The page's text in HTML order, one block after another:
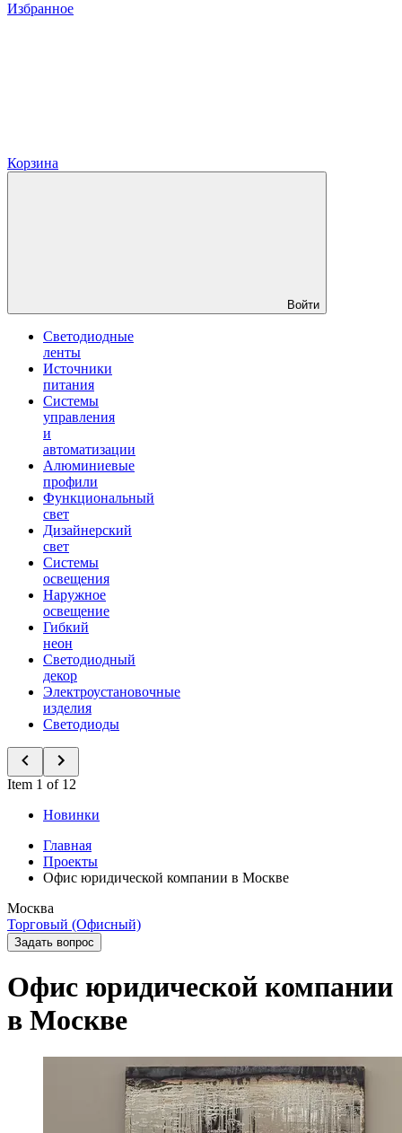
Избранное
Корзина
Войти
Светодиодные
ленты
Источники
питания
Системы
управления
и
автоматизации
Алюминиевые
профили
Функциональный
свет
Дизайнерский
свет
Системы
освещения
Наружное
освещение
Гибкий
неон
Светодиодный
декор
Электроустановочные
изделия
Светодиоды
Item 1 of 12
Новинки
Главная
Проекты
Офис юридической компании в Москве
Москва
Торговый (Офисный)
Задать вопрос
Офис юридической компании
в Москве